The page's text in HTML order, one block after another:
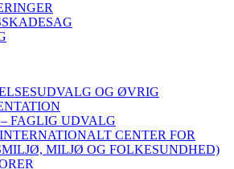
OG ØVRIG
FAGLIG UDVALG
CENTER FOR
MILJØ OG FOLKESUNDHED)